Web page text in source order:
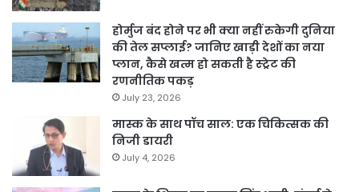
होर्मुज बंद होने पर भी क्या नहीं रुकेगी दुनिया
की तेल सप्लाई? जानिए खाड़ी देशों का नया
प्लान, कैसे खत्म हो सकती है स्ट्रेट की
रणनीतिक पकड़
July 23, 2026
मास्क के साथ पॉच साल: एक चिकित्सक की
निजी डायरी
July 4, 2026